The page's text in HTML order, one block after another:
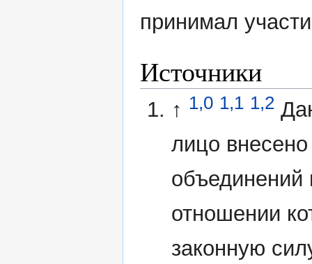
принимал
Источники
↑ 1,0 1,1 1,2
лицо
объединений
отношении
законную